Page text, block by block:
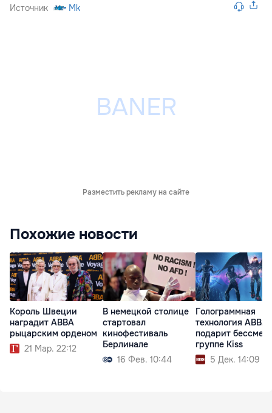
Источник Mk
Разместить рекламу на сайте
Похожие новости
Король Швеции
наградит ABBA
рыцарским орденом
21 Мар. 22:12
В немецкой столице
стартовал
кинофестиваль
Берлинале
16 Фев. 10:44
Голограммная
технология ABBA
подарит
группе Kiss
5 Дек. 14:09